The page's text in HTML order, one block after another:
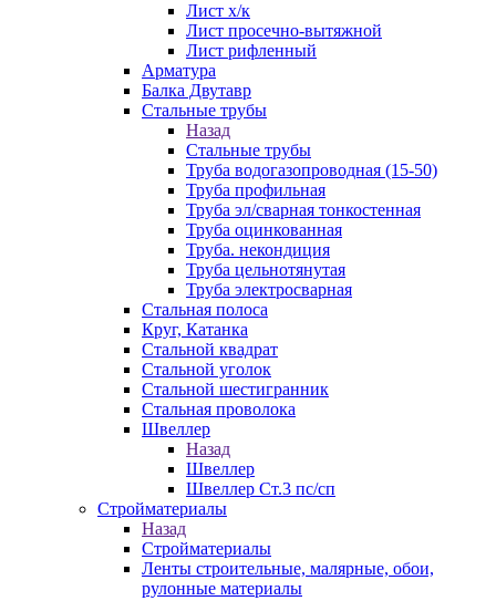
Лист х/к
Лист просечно-вытяжной
Лист рифленный
Арматура
Балка Двутавр
Стальные трубы
Назад
Стальные трубы
Труба водогазопроводная (15-50)
Труба профильная
Труба эл/сварная тонкостенная
Труба оцинкованная
Труба. некондиция
Труба цельнотянутая
Труба электросварная
Стальная полоса
Круг, Катанка
Стальной квадрат
Стальной уголок
Стальной шестигранник
Стальная проволока
Швеллер
Назад
Швеллер
Швеллер Ст.3 пс/сп
Стройматериалы
Назад
Стройматериалы
Ленты строительные, малярные, обои,
рулонные материалы